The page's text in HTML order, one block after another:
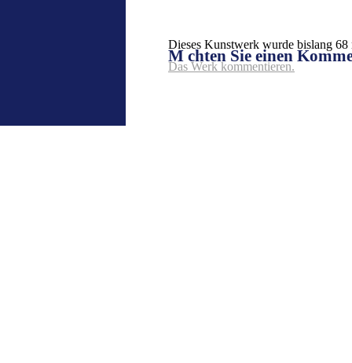
Dieses Kunstwerk wurde bislang 68
M chten Sie einen
Das Werk kommentieren.